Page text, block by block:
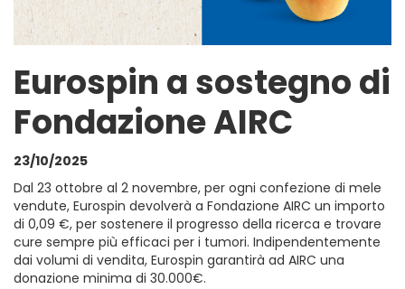
Eurospin a sostegno di
Fondazione AIRC
23/10/2025
Dal 23 ottobre al 2 novembre, per ogni confezione di mele
vendute, Eurospin devolverà a Fondazione AIRC un importo
di 0,09 €, per sostenere il progresso della ricerca e trovare
cure sempre più efficaci per i tumori. Indipendentemente
dai volumi di vendita, Eurospin garantirà ad AIRC una
donazione minima di 30.000€.